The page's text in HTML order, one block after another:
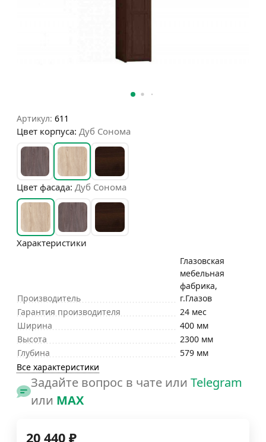
Артикул: 611
Цвет корпуса: Дуб Сонома
Цвет фасада: Дуб Сонома
Характеристики
Производитель
Глазовская
мебельная
фабрика,
г.Глазов
Гарантия производителя
24 мес
Ширина
400 мм
Высота
2300 мм
Глубина
579 мм
Все характеристики
Задайте вопрос в чате или Telegram
или MAX
20 440 ₽